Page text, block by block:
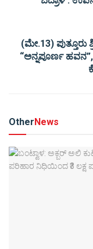
(ಮೇ.13) ಪುತ್ತೂರು
“ಅನ್ನಪೂರ್ಣ
OtherNews